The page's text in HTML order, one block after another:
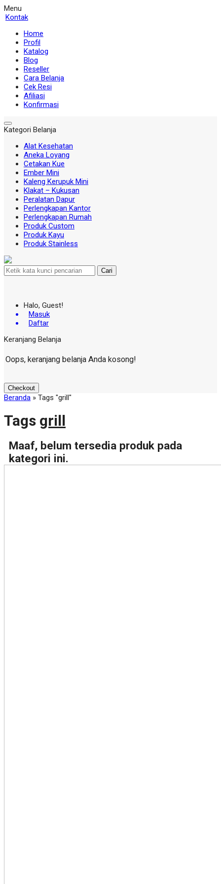
Menu
Kontak
Home
Profil
Katalog
Blog
Reseller
Cara Belanja
Cek Resi
Afiliasi
Konfirmasi
Kategori Belanja
Alat Kesehatan
Aneka Loyang
Cetakan Kue
Ember Mini
Kaleng Kerupuk Mini
Klakat – Kukusan
Peralatan Dapur
Perlengkapan Kantor
Perlengkapan Rumah
Produk Custom
Produk Kayu
Produk Stainless
Cari
Halo, Guest!
Masuk
Daftar
Keranjang Belanja
Oops, keranjang belanja Anda kosong!
Checkout
Beranda » Tags "grill"
Tags grill
Maaf, belum tersedia produk pada
kategori ini.